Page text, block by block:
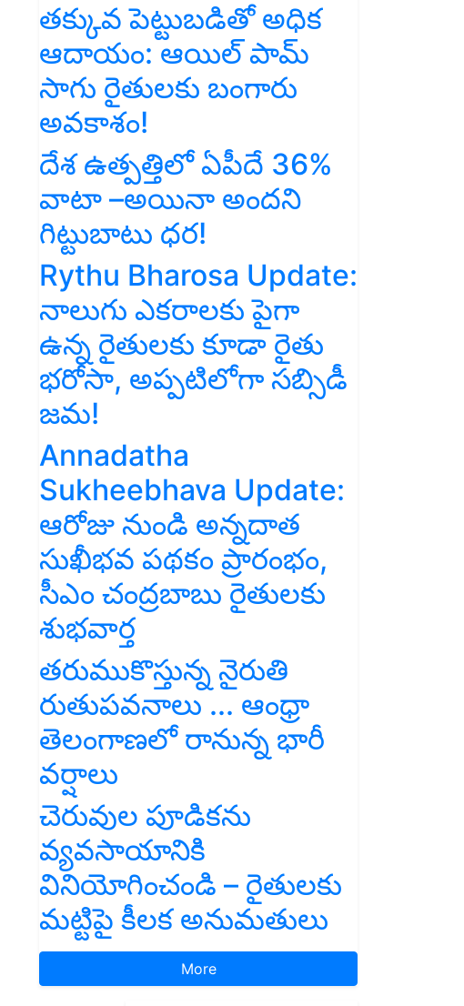
తక్కువ పెట్టుబడితో అధిక
ఆదాయం: ఆయిల్ పామ్
సాగు రైతులకు బంగారు
అవకాశం!
దేశ ఉత్పత్తిలో ఏపీదే 36%
వాటా –అయినా అందని
గిట్టుబాటు ధర!
Rythu Bharosa Update:
నాలుగు ఎకరాలకు పైగా
ఉన్న రైతులకు కూడా రైతు
భరోసా, అప్పటిలోగా సబ్సిడీ
జమ!
Annadatha
Sukheebhava Update:
ఆరోజు నుండి అన్నదాత
సుఖీభవ పథకం ప్రారంభం,
సీఎం చంద్రబాబు రైతులకు
శుభవార్త
తరుముకొస్తున్న నైరుతి
రుతుపవనాలు ... ఆంధ్రా
తెలంగాణలో రానున్న భారీ
వర్షాలు
చెరువుల పూడికను
వ్యవసాయానికి
వినియోగించండి – రైతులకు
మట్టిపై కీలక అనుమతులు
More